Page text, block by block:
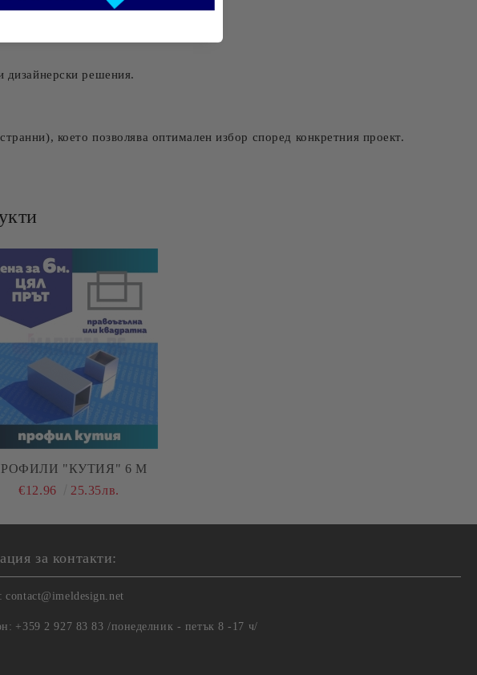
цветове.
дизайнерски решения.
което позволява оптимален избор според конкретния проект.
"КУТИЯ" 6 М
€12.96
25.35лв.
за контакти:
contact@imeldesign.net
+359 2 927 83 83 /понеделник - петък 8 -17 ч/